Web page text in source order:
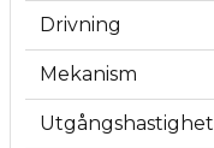
Drivning
Mekanism
Utgångshastighet